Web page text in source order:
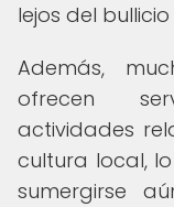
lejos del
Además,
ofrecen
actividades
cultura local,
sumergirse